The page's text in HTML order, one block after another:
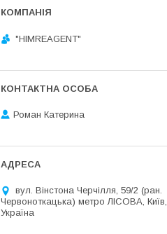
"HIMREAGENT"
Роман Катерина
вул. Вінстона Черчілля, 59/2 (ран.
Червоноткацька) метро ЛІСОВА, Київ,
Україна